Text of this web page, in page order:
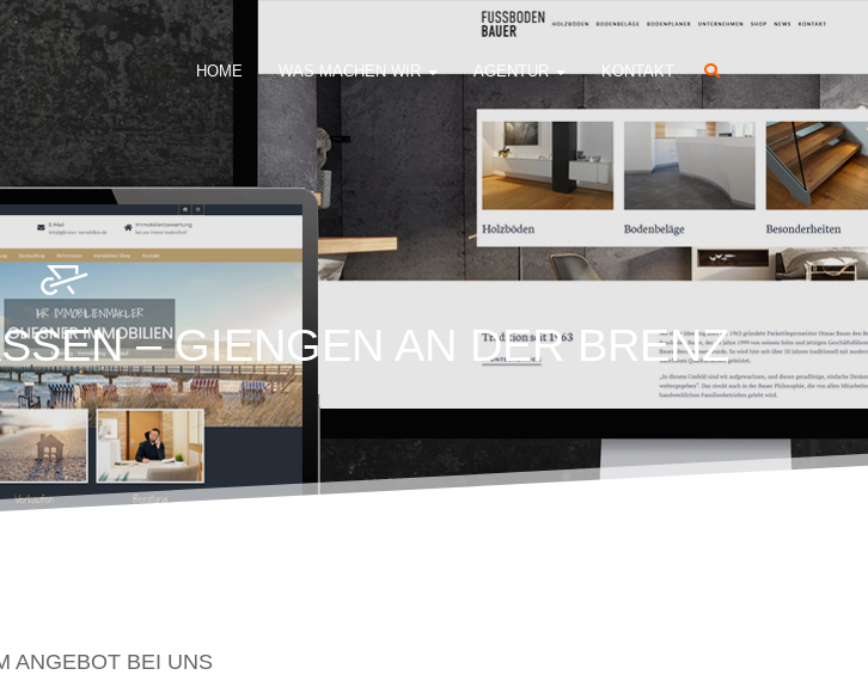
HOME WAS MACHEN WIR AGENTUR KONTAKT
– GIENGEN AN DER BRENZ
ANGEBOT BEI UNS